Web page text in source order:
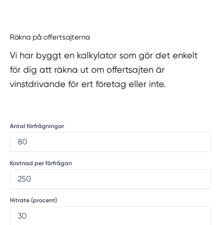
Räkna på offertsajterna
Vi har byggt en kalkylator som gör det enkelt
för dig att räkna ut om offertsajten är
vinstdrivande för ert företag eller inte.
Antal förfrågningar
Kostnad per förfrågan
Hitrate (procent)